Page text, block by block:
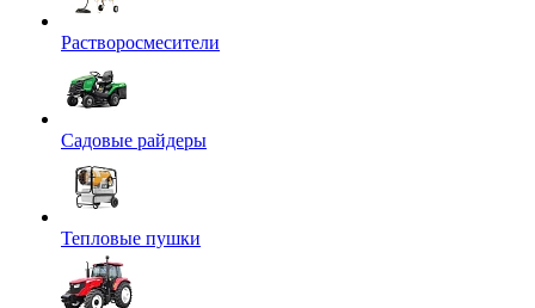
Растворосмесители
Садовые райдеры
Тепловые пушки